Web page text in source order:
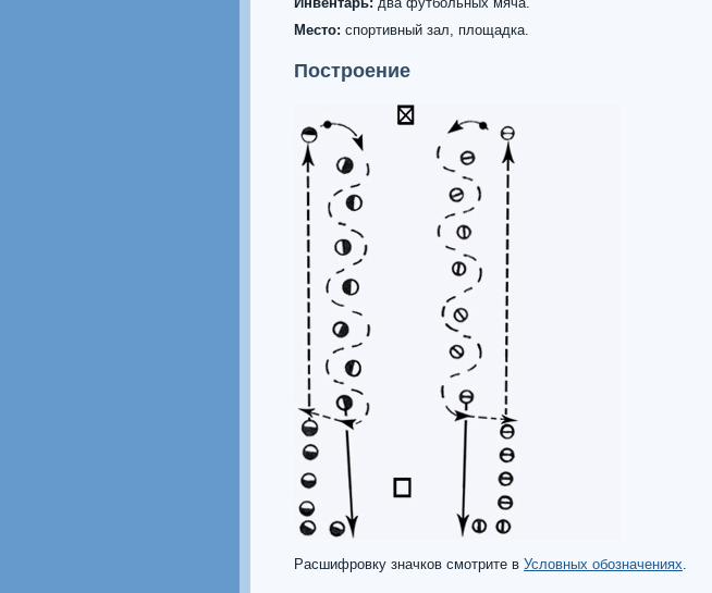
Место: спортивный зал, площадка.
Построение
Расшифровку значков смотрите в Условных обозначениях.